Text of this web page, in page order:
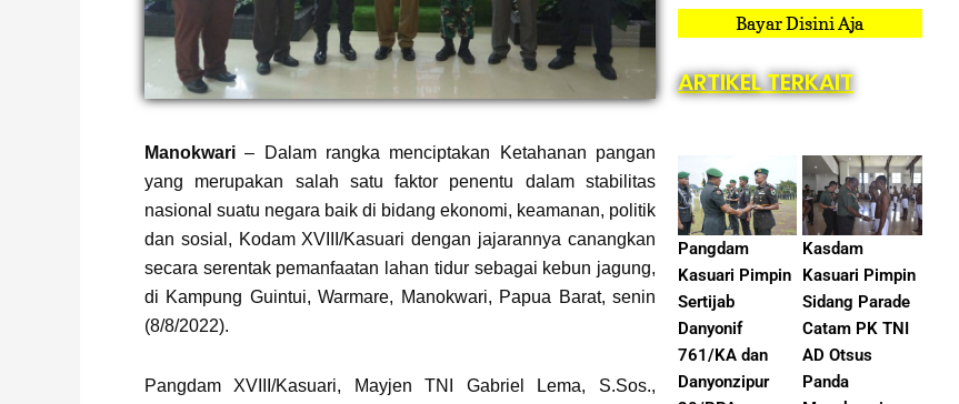
Manokwari – Dalam rangka menciptakan Ketahanan pangan
yang merupakan salah satu faktor penentu dalam stabilitas
nasional suatu negara baik di bidang ekonomi, keamanan, politik
dan sosial, Kodam XVIII/Kasuari dengan jajarannya canangkan
secara serentak pemanfaatan lahan tidur sebagai kebun jagung,
di Kampung Guintui, Warmare, Manokwari, Papua Barat, senin
(8/8/2022).
Pangdam XVIII/Kasuari, Mayjen TNI Gabriel Lema, S.Sos.,
Bayar Disini Aja
ARTIKEL TERKAIT
Pangdam
Kasuari Pimpin
Sertijab
Danyonif
761/KA dan
Danyonzipur
Kasdam
Kasuari Pimpin
Sidang Parade
Catam PK TNI
AD Otsus
Panda